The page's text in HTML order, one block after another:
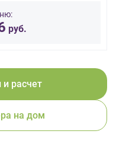
руб.
и расчет
на дом